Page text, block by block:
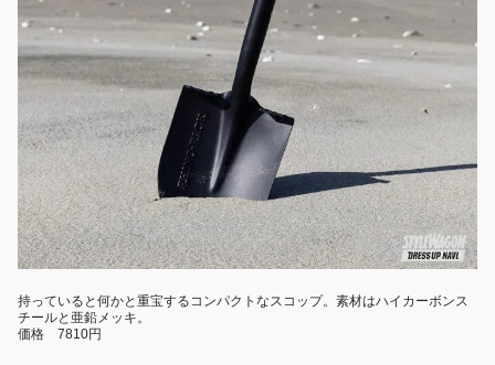
持っていると何かと重宝するコンパクトなスコップ。素材はハイカーボンス
チールと亜鉛メッキ。
価格 7810円